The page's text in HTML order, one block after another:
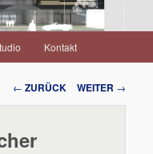
Kontakt
Beitrags-
Navigation
← ZURÜCK WEITER →